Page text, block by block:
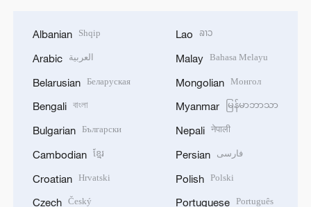
Albanian Shqip
Arabic العربية
Belarusian Беларуская
Bengali বাংলা
Bulgarian Български
Cambodian ខ្មែរ
Croatian Hrvatski
Czech Český
Lao ລາວ
Malay Bahasa Melayu
Mongolian Монгол
Myanmar မြန်မာဘာသာ
Nepali नेपाली
Persian فارسی
Polish Polski
Portuguese Português